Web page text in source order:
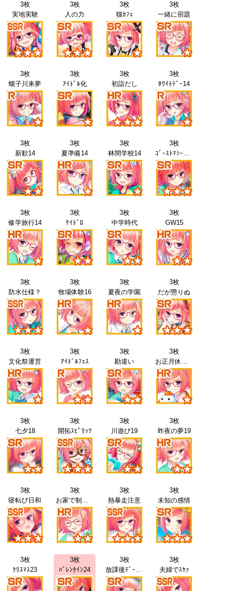
3枚
実地実験
3枚
人の力
3枚
猫ｶﾌｪ
3枚
一緒に宿題
3枚
螺子川来夢
3枚
ｱｲﾄﾞﾙ化
3枚
初詣だし
3枚
ﾎﾜｲﾄﾃﾞｰ14
3枚
新歓14
3枚
夏準備14
3枚
林間学校14
3枚
ｺﾞｰｽﾄﾏｼｰﾝｽﾞ
3枚
修学旅行14
3枚
ｹｲﾄﾞﾛ
3枚
中学時代
3枚
GW15
3枚
防水仕様？
3枚
牧場体験16
3枚
夏夜の学園
3枚
だが懲りぬ
3枚
文化祭運営
3枚
ｱｲﾄﾞﾙﾌｪｽ
3枚
勘違い
3枚
お正月休み18
3枚
七夕18
3枚
開拓ｽﾋﾟﾘｯﾂ
3枚
川遊び19
3枚
昨夜の夢19
3枚
寝転び日和
3枚
お家で制服21
3枚
熱暴走注意
3枚
未知の感情
3枚
ｸﾘｽﾏｽ23
3枚
ﾊﾞﾚﾝﾀｲﾝ24
3枚
放課後ﾃﾞｰﾄ25
3枚
夫婦でｽﾔｧ